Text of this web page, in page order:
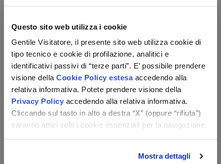
Questo sito web utilizza i cookie
Gentile Visitatore, il presente sito web utilizza cookie di
tipo tecnico e cookie di profilazione, analitici e
identificativi passivi di “terze parti”. E’ possibile prendere
visione della Cookie Policy estesaaccedendo alla
relativa informativa. Potete prendere visione della
Privacy Policy accedendo alla relativa informativa.
Cliccando sul tasto in alto a destra “X” (oppure “rifiuta”)
saranno attivi solo i cookie essenziali per la navigazione.
Mostra dettagli